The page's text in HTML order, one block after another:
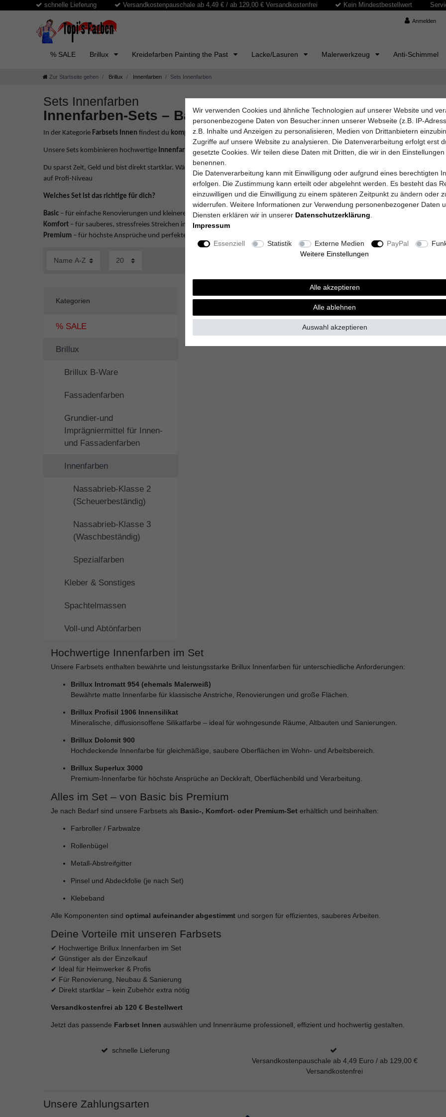
schnelle Lieferung Versandkostenpauschale ab 4,49 € / ab 129,00 € Versandkostenfrei Kein Mindestbestellwert
Anmelden
% SALE Brillux Kreidefarben Painting the Past Lacke/Lasuren Malerwerkzeug Anti-Schimmel
Zur Startseite gehen Brillux Innenfarben Sets Innenfarben
Sets Innenfarben
Innenfarben-Sets – Basic · Komfort · Premium
In der Kategorie Farbsets Innen findest du komplett abgestimmte Maler-Setsfür professionelle und private Innenanstriche.
Unsere Sets kombinieren hochwertige Innenfarben von Brilluxmit passendem Malerzubehör – ideal für Renovierung, Neubau und
Du sparst Zeit, Geld und bist direkt startklar. Wähle das passende Set für dein Projekt. für
auf Profi-Niveau
Welches Set ist das richtige für dich?
Basic – für einfache Renovierungen und kleinere Räume
Komfort – für sauberes, stressfreies Streichen in Wohnräumen
Premium – für höchste Ansprüche und perfekte Ergebnisse
Kategorien
% SALE
Brillux
Brillux B-Ware
Fassadenfarben
Grundier-und
Imprägniermittel für Innen-
und Fassadenfarben
Innenfarben
Nassabrieb-Klasse 2
(Scheuerbeständig)
Nassabrieb-Klasse 3
(Waschbeständig)
Spezialfarben
Kleber & Sonstiges
Spachtelmassen
Voll-und Abtönfarben
Hochwertige Innenfarben im Set
Unsere Farbsets enthalten bewährte und leistungsstarke Brillux Innenfarben für unterschiedliche Anforderungen:
Brillux Intromatt 954 (ehemals Malerweiß)
Bewährte matte Innenfarbe für klassische Anstriche, Renovierungen und große Flächen.
Brillux Profisil 1906 Innensilikat
Mineralische, diffusionsoffene Silikatfarbe – ideal für wohngesunde Räume, Altbauten und Sanierungen.
Brillux Dolomit 900
Hochdeckende Innenfarbe für gleichmäßige, saubere Oberflächen im Wohn- und Arbeitsbereich.
Brillux Superlux 3000
Premium-Innenfarbe für höchste Ansprüche an Deckkraft, Oberflächenbild und Verarbeitung.
Alles im Set – von Basic bis Premium
Je nach Bedarf sind unsere Farbsets als Basic-, Komfort- oder Premium-Set erhältlich und beinhalten:
Farbroller / Farbwalze
Rollenbügel
Metall-Abstreifgitter
Pinsel und Abdeckfolie (je nach Set)
Klebeband
Alle Komponenten sind optimal aufeinander abgestimmt und sorgen für effizientes, sauberes Arbeiten.
Deine Vorteile mit unseren Farbsets
✔ Hochwertige Brillux Innenfarben im Set
✔ Günstiger als der Einzelkauf
✔ Ideal für Heimwerker & Profis
✔ Für Renovierung, Neubau & Sanierung
✔ Direkt startklar – kein Zubehör extra nötig
Versandkostenfrei ab 120 € Bestellwert
Jetzt das passende Farbset Innen auswählen und Innenräume professionell, effizient und hochwertig gestalten.
schnelle Lieferung
Versandkostenpauschale ab 4,49 Euro / ab 129,00 €
Versandkostenfrei
Unsere Zahlungsarten
Wir verwenden Cookies und ähnliche Technologien auf unserer Website und
personenbezogene Daten von Besucher:innen unserer Webseite (z.B. IP-
z.B. Inhalte und Anzeigen zu personalisieren, Medien von Drittanbietern
Zugriffe auf unsere Website zu analysieren. Die Datenverarbeitung erfolgt erst
gesetzte Cookies. Wir teilen diese Daten mit Dritten, die wir in den Einstellungen
benennen.
Die Datenverarbeitung kann mit Einwilligung oder aufgrund eines berechtigten
erfolgen. Die Zustimmung kann erteilt oder abgelehnt werden. Es besteht das
einzuwilligen und die Einwilligung zu einem späteren Zeitpunkt zu ändern oder
widerrufen. Weitere Informationen zur Verwendung personenbezogener Daten
Diensten erklären wir in unserer Daten­schutz­erklärung
Impressum
Essenziell Statistik Externe Medien PayPal
Weitere Einstellungen
Alle akzeptieren
Alle ablehnen
Auswahl akzeptieren